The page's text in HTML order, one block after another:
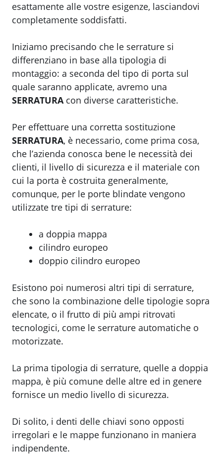
esattamente alle vostre esigenze, lasciandovi
completamente soddisfatti.
Iniziamo precisando che le serrature si
differenziano in base alla tipologia di
montaggio: a seconda del tipo di porta sul
quale saranno applicate, avremo una
SERRATURAcon diverse caratteristiche.
Per effettuare una corretta sostituzione
SERRATURA, è necessario, come prima cosa,
che l’azienda conosca bene le necessità dei
clienti, il livello di sicurezza e il materiale con
cui la porta è costruita generalmente,
comunque, per le porte blindate vengono
utilizzate tre tipi di serrature:
a doppia mappa
cilindro europeo
doppio cilindro europeo
Esistono poi numerosi altri tipi di serrature,
che sono la combinazione delle tipologie sopra
elencate, o il frutto di più ampi ritrovati
tecnologici, come le serrature automatiche o
motorizzate.
La prima tipologia di serrature, quelle a doppia
mappa, è più comune delle altre ed in genere
fornisce un medio livello di sicurezza.
Di solito, i denti delle chiavi sono opposti
irregolari e le mappe funzionano in maniera
indipendente.